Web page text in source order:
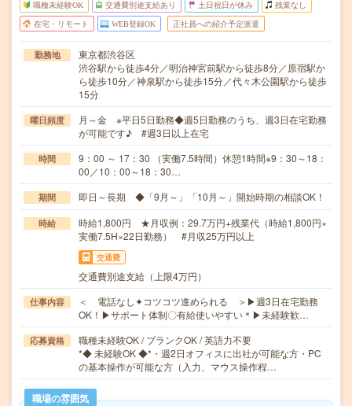
職種未経験OK 交通費別途支給あり 土日祝日が休み 残業なし
在宅・リモート WEB登録OK 正社員への紹介予定派遣
勤務地
東京都渋谷区
渋谷駅から徒歩4分／明治神宮前駅から徒歩8分／原宿駅か
ら徒歩10分／神泉駅から徒歩15分／代々木公園駅から徒歩
15分
曜日頻度
月～金 ※平日5日勤務◆週5日勤務のうち、週3日在宅勤務
が可能です♪ #週3日以上在宅
時間
9：00 ～ 17：30 （実働7.5時間）休憩1時間※9：30～18：
00／10：00～18：30…
期間 即日～長期 ◆「9月～」「10月～」開始時期の相談OK！
時給
時給1,800円 ★月収例：29.7万円+残業代（時給1,800円×
実働7.5H×22日勤務） #月収25万円以上
交通費
交通費別途支給（上限4万円）
仕事内容
＜ 電話なし✦コツコツ進められる ＞▶週3日在宅勤務
OK！▶サポート体制〇有給使いやすい＊▶未経験歓…
応募資格
職種未経験OK / ブランクOK / 英語力不要
*◆ 未経験OK ◆*・週2日オフィスに出社が可能な方・PC
の基本操作が可能な方（入力、マウス操作程…
職場の雰囲気